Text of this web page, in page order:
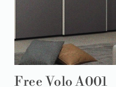
Free Volo A001